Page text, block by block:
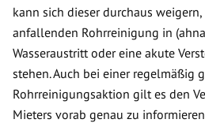
kann sich dieser durchaus
anfallenden Rohrreinigung in
Wasseraustritt oder eine akute
stehen. Auch bei einer regelmäßig
Rohrreinigungsaktion gilt es den
Mieters vorab genau zu